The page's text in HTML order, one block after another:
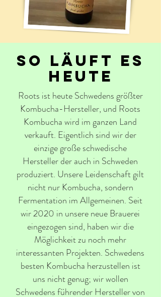
So läuft es
heute
Roots ist heute Schwedens größter
Kombucha-Hersteller, und Roots
Kombucha wird im ganzen Land
verkauft. Eigentlich sind wir der
einzige große schwedische
Hersteller der auch in Schweden
produziert. Unsere Leidenschaft gilt
nicht nur Kombucha, sondern
Fermentation im Allgemeinen. Seit
wir 2020 in unsere neue Brauerei
eingezogen sind, haben wir die
Möglichkeit zu noch mehr
interessanten Projekten. Schwedens
besten Kombucha herzustellen ist
uns nicht genug; wir wollen
Schwedens führender Hersteller von